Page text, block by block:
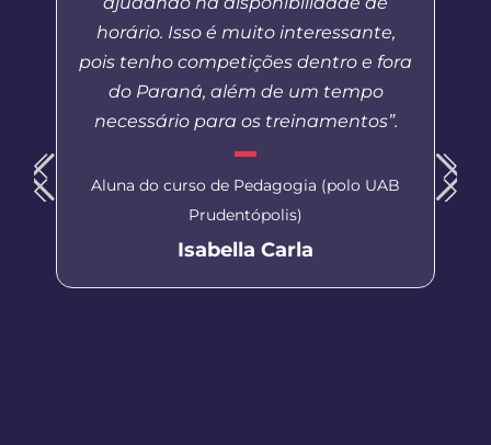
horário. Isso é muito interessante,
pois tenho competições dentro e fora
do Paraná, além de um tempo
necessário para os treinamentos”.
Aluna do curso de Pedagogia (polo UAB
Prudentópolis)
Isabella Carla